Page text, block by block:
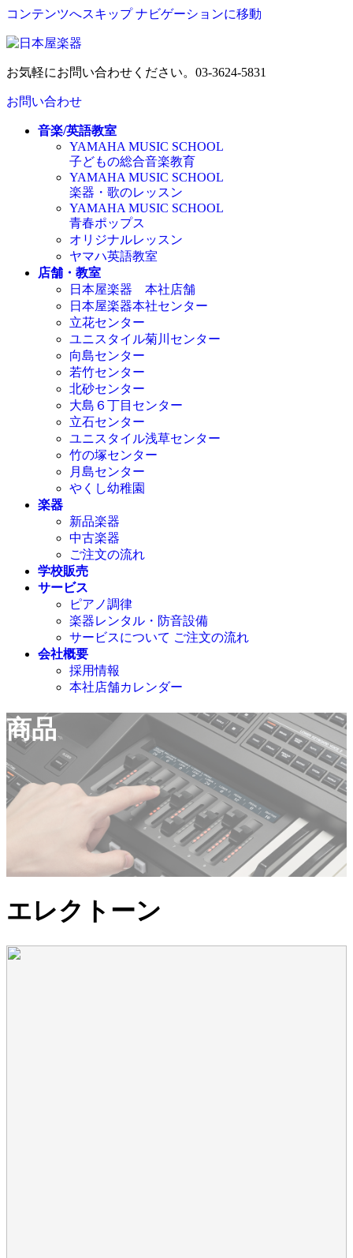
コンテンツへスキップ ナビゲーションに移動
お気軽にお問い合わせください。 03-3624-5831
お問い合わせ
音楽/英語教室
YAMAHA MUSIC SCHOOL
子どもの総合音楽教育
YAMAHA MUSIC SCHOOL
楽器・歌のレッスン
YAMAHA MUSIC SCHOOL
青春ポップス
オリジナルレッスン
ヤマハ英語教室
店舗・教室
日本屋楽器 本社店舗
日本屋楽器本社センター
立花センター
ユニスタイル菊川センター
向島センター
若竹センター
北砂センター
大島６丁目センター
立石センター
ユニスタイル浅草センター
竹の塚センター
月島センター
やくし幼稚園
楽器
新品楽器
中古楽器
ご注文の流れ
学校販売
サービス
ピアノ調律
楽器レンタル・防音設備
サービスについて ご注文の流れ
会社概要
採用情報
本社店舗カレンダー
商品
エレクトーン